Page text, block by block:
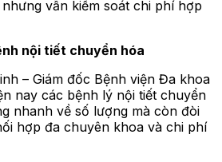
vẫn kiểm soát chi phí hợp
nội tiết chuyển hóa
– Giám đốc Bệnh viện Đa khoa
nay các bệnh lý nội tiết chuyển
nhanh về số lượng mà còn đòi
hợp đa chuyên khoa và chi phí